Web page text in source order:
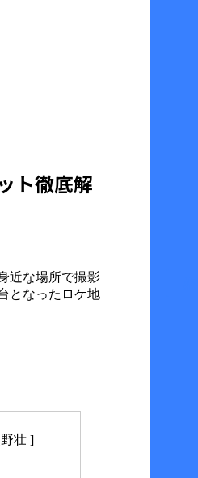
ト徹底解
近な場所で撮影
となったロケ地
壮 ]